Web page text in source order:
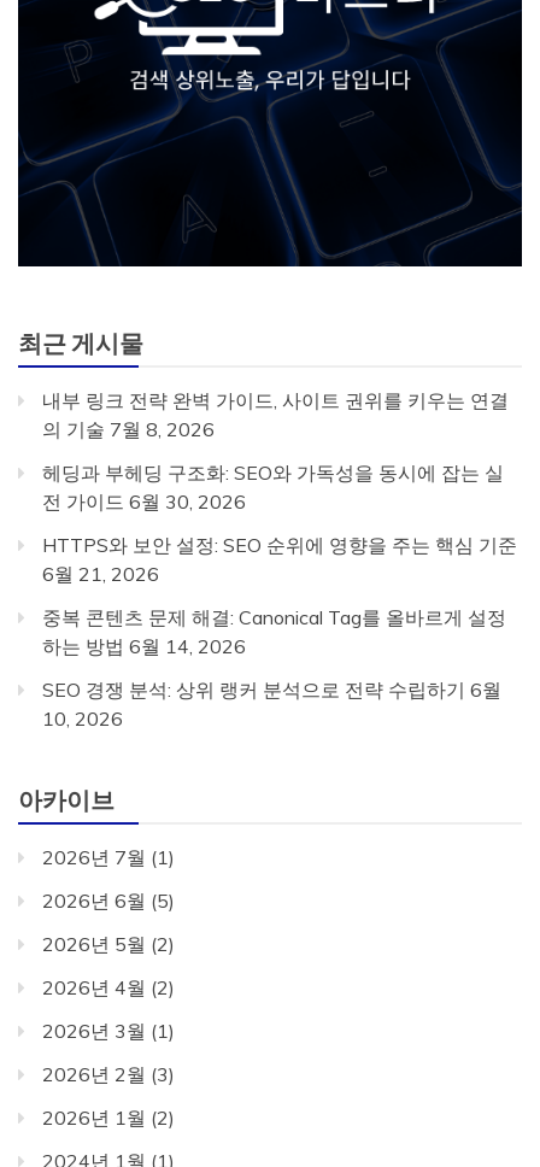
최근 게시물
내부 링크 전략 완벽 가이드, 사이트 권위를 키우는 연결
의 기술 7월 8, 2026
헤딩과 부헤딩 구조화: SEO와 가독성을 동시에 잡는 실
전 가이드 6월 30, 2026
HTTPS와 보안 설정: SEO 순위에 영향을 주는 핵심 기준
6월 21, 2026
중복 콘텐츠 문제 해결: Canonical Tag를 올바르게 설정
하는 방법 6월 14, 2026
SEO 경쟁 분석: 상위 랭커 분석으로 전략 수립하기 6월
10, 2026
아카이브
2026년 7월 (1)
2026년 6월 (5)
2026년 5월 (2)
2026년 4월 (2)
2026년 3월 (1)
2026년 2월 (3)
2026년 1월 (2)
2024년 1월 (1)